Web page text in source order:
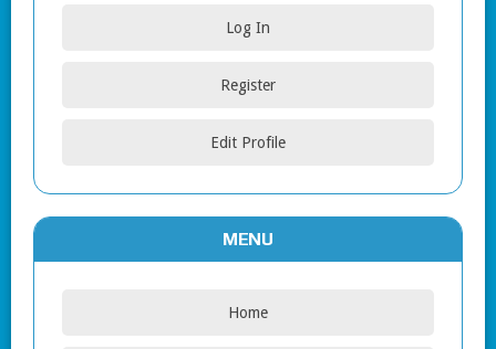
Log In
Register
Edit Profile
MENU
Home